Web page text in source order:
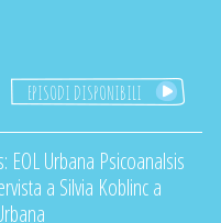
EPISODI DISPONIBILI
EOL Urbana Psicoanalsis
a Silvia Koblinc a